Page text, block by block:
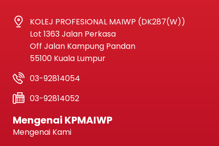
KOLEJ PROFESIONAL MAIWP (DK287(W))
Lot 1363 Jalan Perkasa
Off Jalan Kampung Pandan
55100 Kuala Lumpur
03-92814054
03-92814052
Mengenai KPMAIWP
Mengenai Kami